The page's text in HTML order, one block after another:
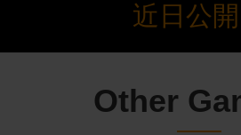
近日公開
Other